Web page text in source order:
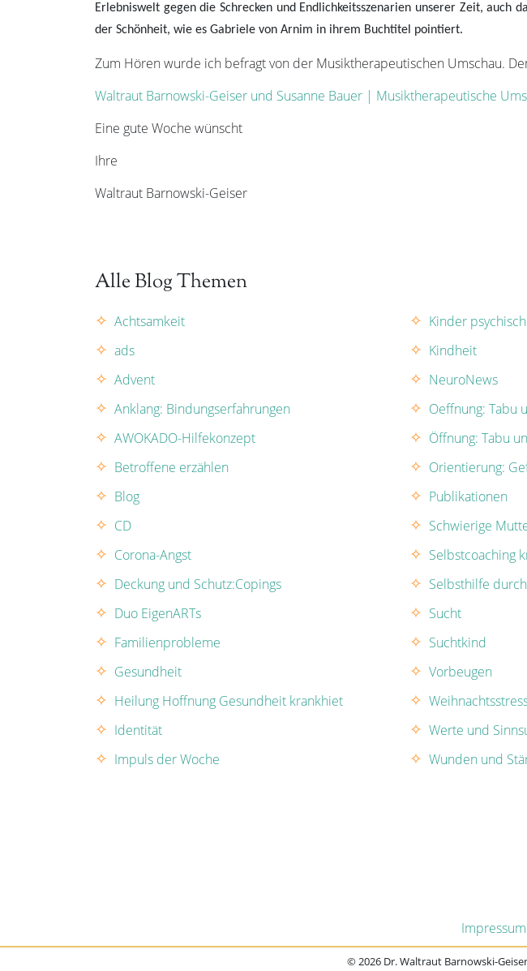
Erlebniswelt gegen die Schrecken und Endlichkeitsszenarien unserer Zeit, auch
der Schönheit, wie es Gabriele von Arnim in ihrem Buchtitel pointiert.
Zum Hören wurde ich befragt von der Musiktherapeutischen Umschau.
Waltraut Barnowski-Geiser und Susanne Bauer | Musiktherapeutische
Eine gute Woche wünscht
Ihre
Waltraut Barnowski-Geiser
Alle Blog Themen
Achtsamkeit
ads
Advent
Anklang: Bindungserfahrungen
AWOKADO-Hilfekonzept
Betroffene erzählen
Blog
CD
Corona-Angst
Deckung und Schutz:Copings
Duo EigenARTs
Familienprobleme
Gesundheit
Heilung Hoffnung Gesundheit krankhiet
Identität
Impuls der Woche
Kinder
Kindheit
NeuroNews
Oeffnung: Tabu
Öffnung: Tabu
Orientierung:
Publikationen
Schwierige
Selbstcoaching
Selbsthilfe
Sucht
Suchtkind
Vorbeugen
Werte und
Wunden und
Impressum
© 2026 Dr. Waltraut Barnowski-